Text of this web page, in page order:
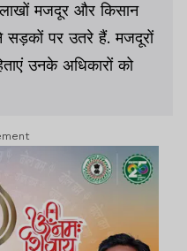
मजदूर और किसान
पर उतरे हैं. मजदूरों
उनके अधिकारों को